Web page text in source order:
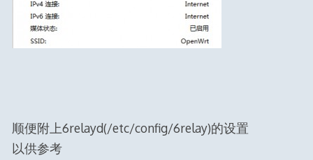
顺便附上6relayd(/etc/config/6relay)的设置
以供参考